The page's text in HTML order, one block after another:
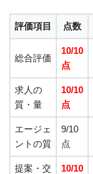
評価項目 点数
総合評価
10/10
点
求人の
質・量
10/10
点
エージェ
ントの質
9/10
点
提案・交
10/10